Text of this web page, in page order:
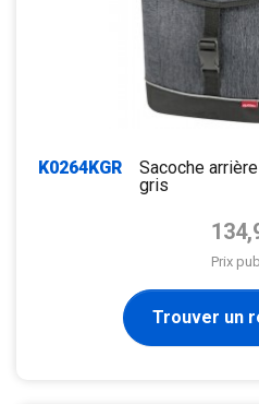
K0264KGR
Sacoche
gris
Prix
Prix
Trouver un